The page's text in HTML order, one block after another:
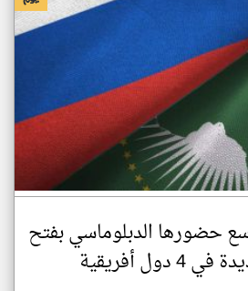
حضورها الدبلوماسي بفتح
أفريقية